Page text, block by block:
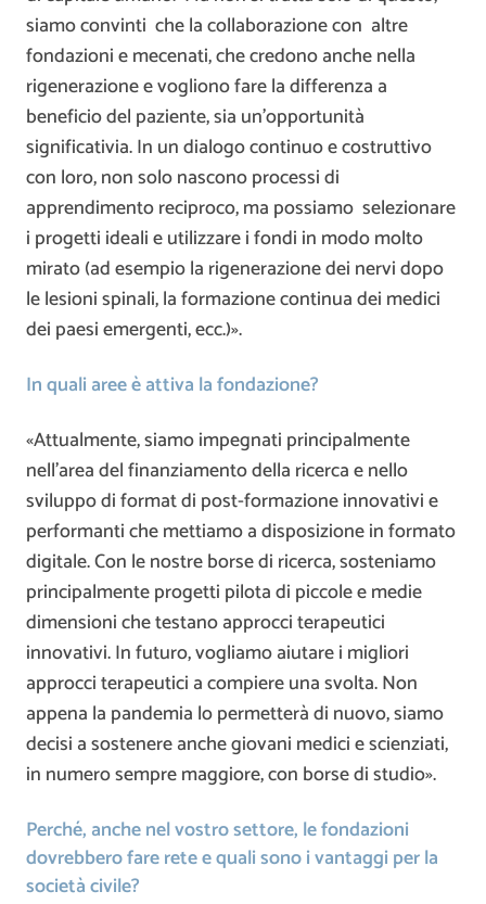
siamo convinti che la collaborazione con altre
fondazioni e mecenati, che credono anche nella
rigenerazione e vogliono fare la differenza a
beneficio del paziente, sia un’opportunità
significativia. In un dialogo continuo e costruttivo
con loro, non solo nascono processi di
apprendimento reciproco, ma possiamo selezionare
i progetti ideali e utilizzare i fondi in modo molto
mirato (ad esempio la rigenerazione dei nervi dopo
le lesioni spinali, la formazione continua dei medici
dei paesi emergenti, ecc.)».
In quali aree è attiva la fondazione?
«Attualmente, siamo impegnati principalmente
nell’area del finanziamento della ricerca e nello
sviluppo di format di post-formazione innovativi e
performanti che mettiamo a disposizione in formato
digitale. Con le nostre borse di ricerca, sosteniamo
principalmente progetti pilota di piccole e medie
dimensioni che testano approcci terapeutici
innovativi. In futuro, vogliamo aiutare i migliori
approcci terapeutici a compiere una svolta. Non
appena la pandemia lo permetterà di nuovo, siamo
decisi a sostenere anche giovani medici e scienziati,
in numero sempre maggiore, con borse di studio».
Perché, anche nel vostro settore, le fondazioni
dovrebbero fare rete e quali sono i vantaggi per la
società civile?